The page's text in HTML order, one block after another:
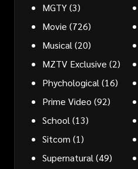
MGTY(3)
Movie (726)
Musical (20)
MZTV Exclusive (2)
Phychological (16)
Prime Video (92)
School (13)
Sitcom (1)
Supernatural (49)